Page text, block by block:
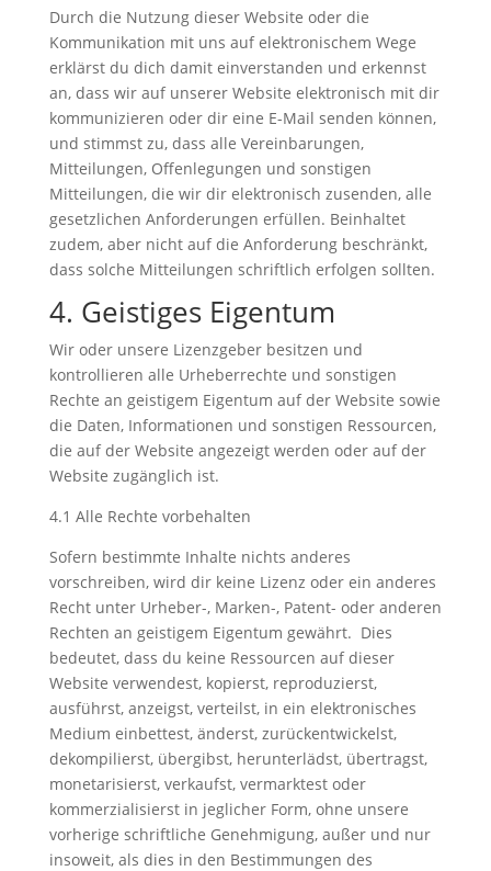
Durch die Nutzung dieser Website oder die
Kommunikation mit uns auf elektronischem Wege
erklärst du dich damit einverstanden und erkennst
an, dass wir auf unserer Website elektronisch mit dir
kommunizieren oder dir eine E-Mail senden können,
und stimmst zu, dass alle Vereinbarungen,
Mitteilungen, Offenlegungen und sonstigen
Mitteilungen, die wir dir elektronisch zusenden, alle
gesetzlichen Anforderungen erfüllen. Beinhaltet
zudem, aber nicht auf die Anforderung beschränkt,
dass solche Mitteilungen schriftlich erfolgen sollten.
4. Geistiges Eigentum
Wir oder unsere Lizenzgeber besitzen und
kontrollieren alle Urheberrechte und sonstigen
Rechte an geistigem Eigentum auf der Website sowie
die Daten, Informationen und sonstigen Ressourcen,
die auf der Website angezeigt werden oder auf der
Website zugänglich ist.
4.1 Alle Rechte vorbehalten
Sofern bestimmte Inhalte nichts anderes
vorschreiben, wird dir keine Lizenz oder ein anderes
Recht unter Urheber-, Marken-, Patent- oder anderen
Rechten an geistigem Eigentum gewährt. Dies
bedeutet, dass du keine Ressourcen auf dieser
Website verwendest, kopierst, reproduzierst,
ausführst, anzeigst, verteilst, in ein elektronisches
Medium einbettest, änderst, zurückentwickelst,
dekompilierst, übergibst, herunterlädst, übertragst,
monetarisierst, verkaufst, vermarktest oder
kommerzialisierst in jeglicher Form, ohne unsere
vorherige schriftliche Genehmigung, außer und nur
insoweit, als dies in den Bestimmungen des